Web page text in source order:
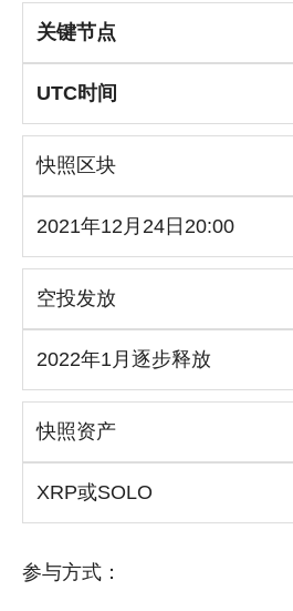
关键节点
UTC时间
快照区块
2021年12月24日20:00
空投发放
2022年1月逐步释放
快照资产
XRP或SOLO
参与方式：